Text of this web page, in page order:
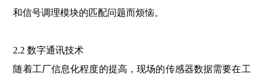
和信号调理模块的匹配问题而烦恼。
2.2 数字通讯技术
随着工厂信息化程度的提高，现场的传感器数据需要在工